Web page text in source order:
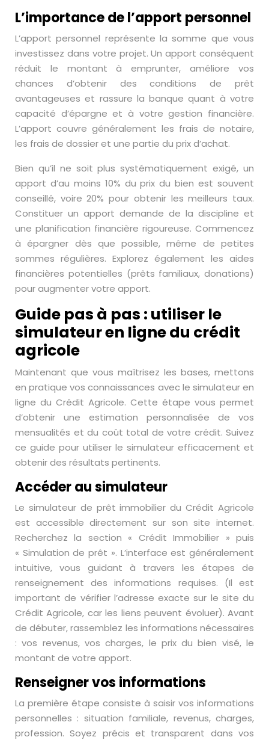
L’importance de l’apport personnel
L’apport personnel représente la somme que vous
investissez dans votre projet. Un apport conséquent
réduit le montant à emprunter, améliore vos
chances d’obtenir des conditions de prêt
avantageuses et rassure la banque quant à votre
capacité d’épargne et à votre gestion financière.
L’apport couvre généralement les frais de notaire,
les frais de dossier et une partie du prix d’achat.
Bien qu’il ne soit plus systématiquement exigé, un
apport d’au moins 10% du prix du bien est souvent
conseillé, voire 20% pour obtenir les meilleurs taux.
Constituer un apport demande de la discipline et
une planification financière rigoureuse. Commencez
à épargner dès que possible, même de petites
sommes régulières. Explorez également les aides
financières potentielles (prêts familiaux, donations)
pour augmenter votre apport.
Guide pas à pas : utiliser le
simulateur en ligne du crédit
agricole
Maintenant que vous maîtrisez les bases, mettons
en pratique vos connaissances avec le simulateur en
ligne du Crédit Agricole. Cette étape vous permet
d’obtenir une estimation personnalisée de vos
mensualités et du coût total de votre crédit. Suivez
ce guide pour utiliser le simulateur efficacement et
obtenir des résultats pertinents.
Accéder au simulateur
Le simulateur de prêt immobilier du Crédit Agricole
est accessible directement sur son site internet.
Recherchez la section « Crédit Immobilier » puis
« Simulation de prêt ». L’interface est généralement
intuitive, vous guidant à travers les étapes de
renseignement des informations requises. (Il est
important de vérifier l’adresse exacte sur le site du
Crédit Agricole, car les liens peuvent évoluer). Avant
de débuter, rassemblez les informations nécessaires
: vos revenus, vos charges, le prix du bien visé, le
montant de votre apport.
Renseigner vos informations
La première étape consiste à saisir vos informations
personnelles : situation familiale, revenus, charges,
profession. Soyez précis et transparent dans vos